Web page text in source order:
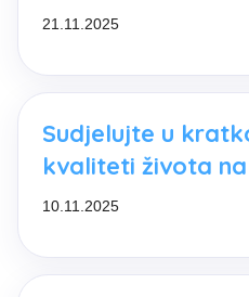
21.11.2025
Sudjelujte u
kvaliteti života
10.11.2025